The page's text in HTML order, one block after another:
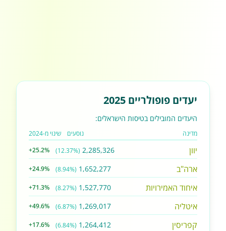
יעדים פופולריים 2025
היעדים המובילים בטיסות הישראלים:
מדינה נוסעים שינוי מ-2024
יוון 2,285,326
(12.37%)
+25.2%
ארה"ב 1,652,277
(8.94%)
+24.9%
איחוד האמירויות 1,527,770
(8.27%)
+71.3%
איטליה 1,269,017
(6.87%)
+49.6%
קפריסין 1,264,412
(6.84%)
+17.6%